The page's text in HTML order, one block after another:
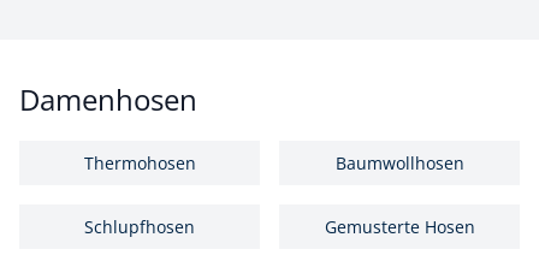
Damenhosen
Thermohosen Baumwollhosen
Schlupfhosen Gemusterte Hosen